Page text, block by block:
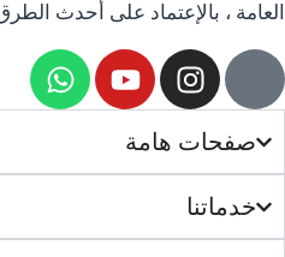
العامة ، بالإعتماد على أحدث
صفحات هامة
خدماتنا